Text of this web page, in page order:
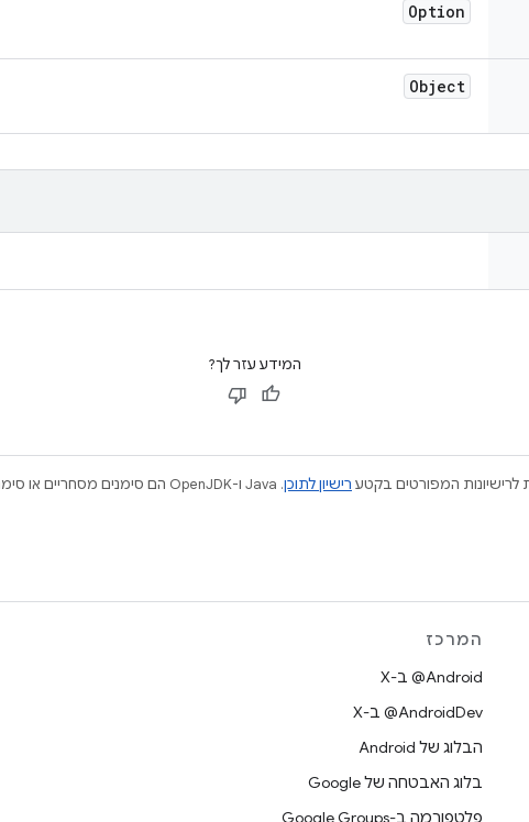
Option
Object
המידע עזר לך?
לרישיונות המפורטים בקטע רישיון לתוכן
המרכז
‫‎@Android ב-X
‫‎@AndroidDev ב-X
הבלוג של Android
בלוג האבטחה של Google
פלטפורמה ב-Google Groups